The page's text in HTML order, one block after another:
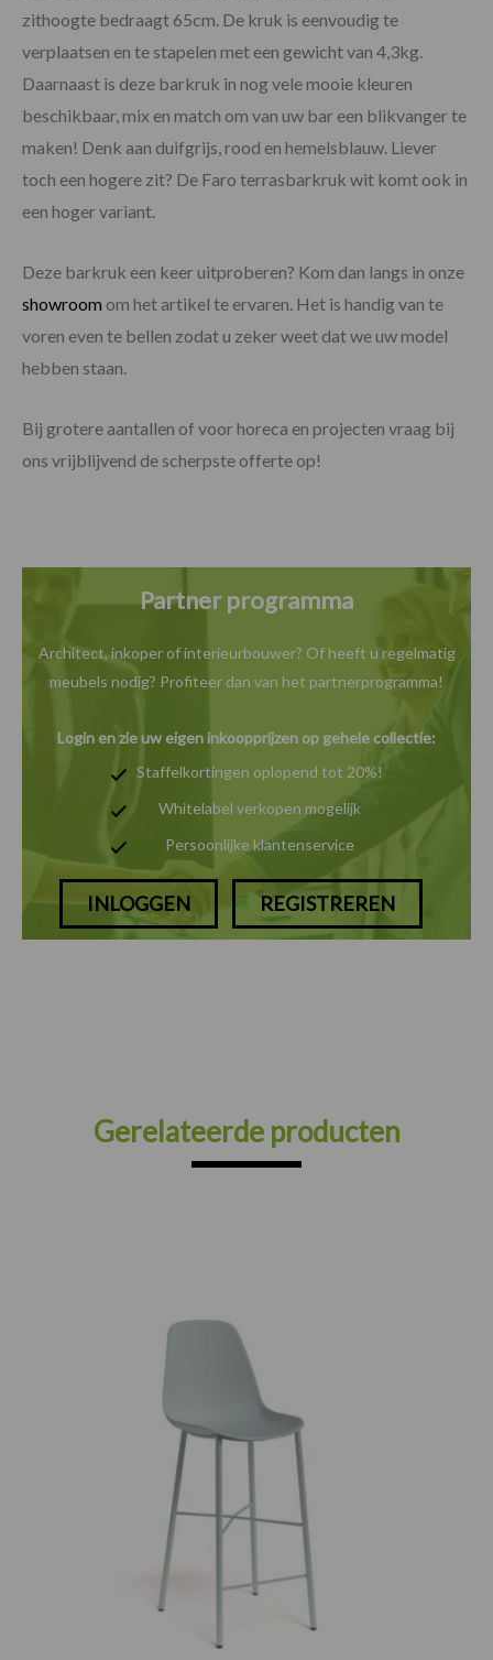
zithoogte bedraagt 65cm. De kruk is eenvoudig te
verplaatsen en te stapelen met een gewicht van 4,3kg.
Daarnaast is deze barkruk in nog vele mooie kleuren
beschikbaar, mix en match om van uw bar een blikvanger te
maken! Denk aan duifgrijs, rood en hemelsblauw. Liever
toch een hogere zit? De Faro terrasbarkruk wit komt ook in
een hoger variant.
Deze barkruk een keer uitproberen? Kom dan langs in onze
showroom om het artikel te ervaren. Het is handig van te
voren even te bellen zodat u zeker weet dat we uw model
hebben staan.
Bij grotere aantallen of voor horeca en projecten vraag bij
ons vrijblijvend de scherpste offerte op!
Partner programma
Architect, inkoper of interieurbouwer? Of heeft u regelmatig
meubels nodig? Profiteer dan van het partnerprogramma!
Login en zie uw eigen inkoopprijzen op gehele collectie:
Staffelkortingen oplopend tot 20%!
Whitelabel verkopen mogelijk
Persoonlijke klantenservice
INLOGGEN REGISTREREN
Gerelateerde producten